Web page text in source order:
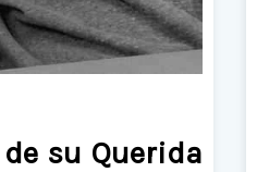
su Querida